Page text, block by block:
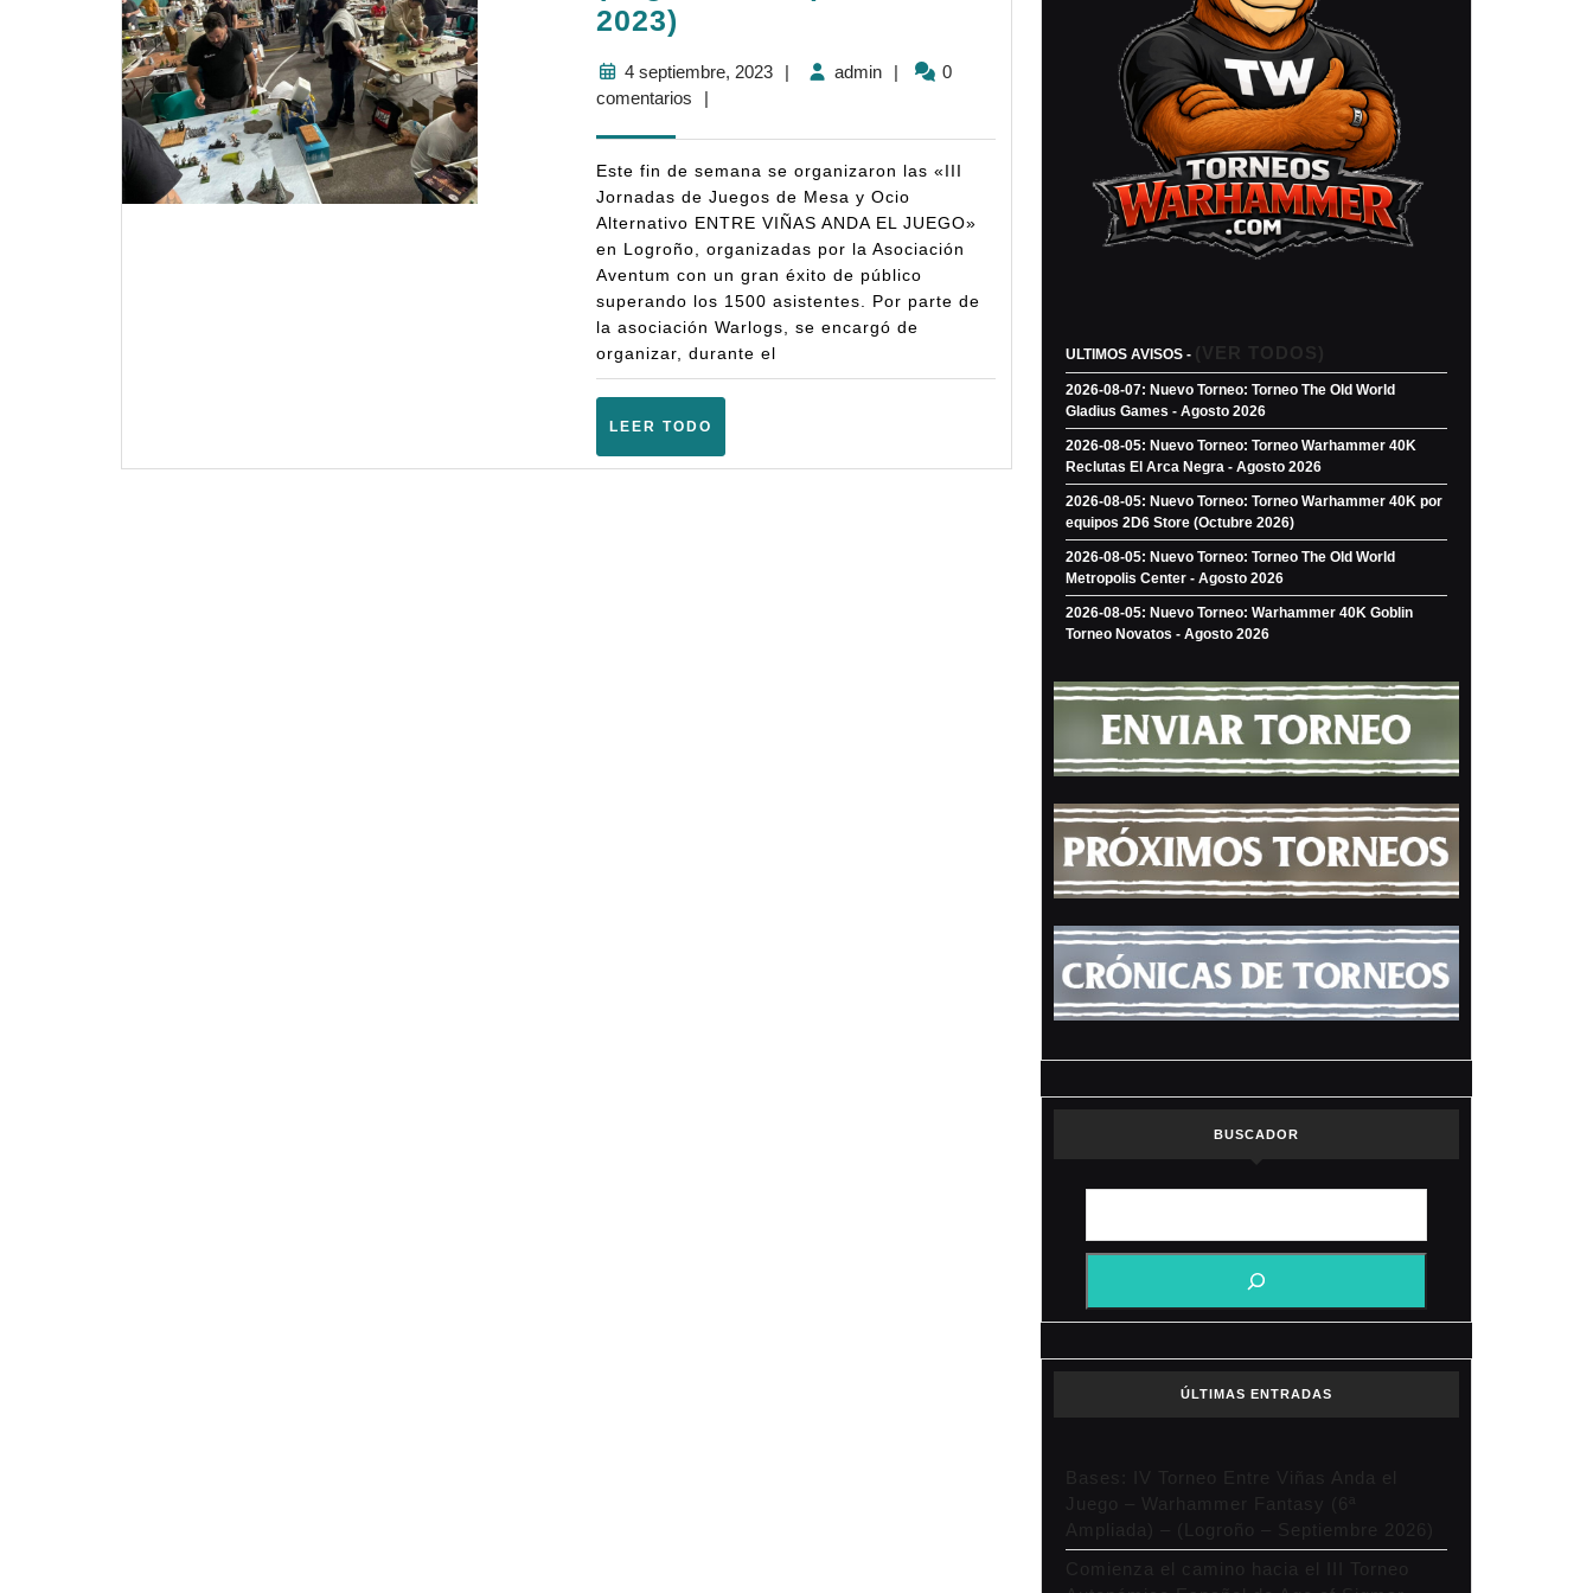
2023)
Torneo
viñas
Anda
el
Juego»
–
Warhammer
Fantasy
(Logroño
4 septiembre, 20234
| adminadmin
|
0
comentarios
|
Este fin de semana se organizaron las «III
Jornadas de Juegos de Mesa y Ocio
Alternativo ENTRE VIÑAS ANDA EL JUEGO»
en Logroño, organizadas por la Asociación
Aventum con un gran éxito de público
superando los 1500 asistentes. Por parte de
la asociación Warlogs, se encargó de
organizar, durante el
LEER TODO
ULTIMOS AVISOS - (VER TODOS)
2026-08-07: Nuevo Torneo: Torneo The Old World
Gladius Games - Agosto 2026
2026-08-05: Nuevo Torneo: Torneo Warhammer 40K
Reclutas El Arca Negra - Agosto 2026
2026-08-05: Nuevo Torneo: Torneo Warhammer 40K por
equipos 2D6 Store (Octubre 2026)
2026-08-05: Nuevo Torneo: Torneo The Old World
Metropolis Center - Agosto 2026
2026-08-05: Nuevo Torneo: Warhammer 40K Goblin
Torneo Novatos - Agosto 2026
BUSCADOR
ÚLTIMAS ENTRADAS
Bases: IV Torneo Entre Viñas Anda el
Juego – Warhammer Fantasy (6ª
Ampliada) – (Logroño – Septiembre 2026)
Comienza el camino hacia el III Torneo